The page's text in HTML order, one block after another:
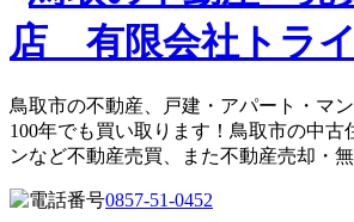
鳥取市の不動産、戸建・アパート・マ
100年でも買い取ります！鳥取市の中古
ンなど不動産売買、また不動産売却・
0857-51-0452